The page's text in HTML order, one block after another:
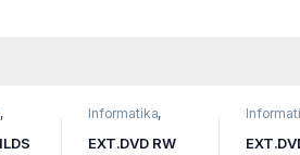
,
Informatika,
Računarske
EXT.DVD RW